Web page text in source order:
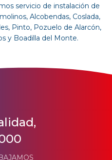
servicio de instalación de
, Alcobendas, Coslada,
, Pinto, Pozuelo de Alarcón,
y Boadilla del Monte.